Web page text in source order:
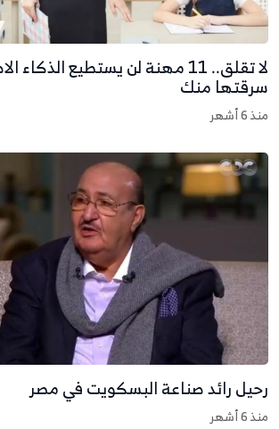
لا تقلق.. 11 مهنة لن يستطيع الذكاء
منك
6 أشهر
رائد صناعة البسكويت في مصر
6 أشهر